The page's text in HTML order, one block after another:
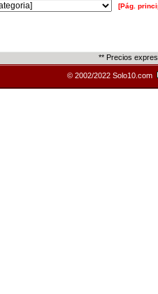
[Pág.
** Precios
© 2002/2022 Solo10.com